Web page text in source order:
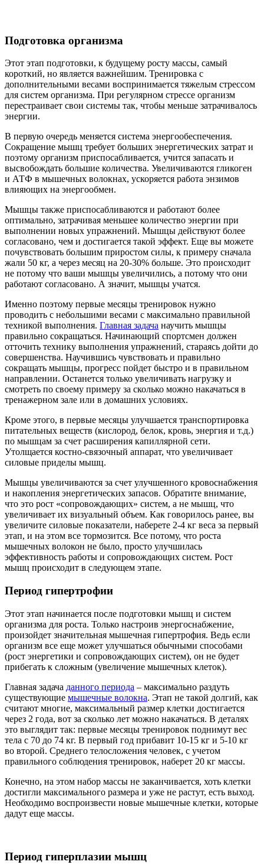
Подготовка организма
Этот этап подготовки, к будущему росту массы, самый
короткий, но является важнейшим. Тренировка с
дополнительными весами воспринимается тяжелым стрессом
для систем организма. При регулярном стрессе организм
перестраивает свои системы так, чтобы меньше затрачивалось
энергии.
В первую очередь меняется система энергообеспечения.
Сокращение мышц требует больших энергетических затрат и
поэтому организм приспосабливается, учится запасать и
высвобождать большие количества. Увеличиваются гликоген
и АТФ в мышечных волокнах, ускоряется работа энзимов
влияющих на энергообмен.
Мышцы также приспосабливаются и работают более
оптимально, затрачивая меньшее количество энергии при
выполнении новых упражнений. Мышцы действуют более
согласовано, чем и достигается такой эффект. Еще вы можете
почувствовать большим приростом силы, к примеру сначала
жали 50 кг, а через месяц на 20-30% больше. Это происходит
не потому что ваши мышцы увеличились, а потому что они
работают согласовано. А значит, мышцы учатся.
Именно поэтому первые месяцы тренировок нужно
проводить с небольшими весами с максимально правильной
техникой выполнения. Главная задача научить мышцы
правильно сокращаться. Начинающий спортсмен должен
отточить технику выполнения упражнений, стараясь дойти до
совершенства. Научившись чувствовать и правильно
сокращать мышцы, прогресс пойдет быстро и в правильном
направлении. Останется только увеличивать нагрузку и
смотреть по своему примеру за сколько можно накачаться в
тренажерном зале или в домашних условиях.
Кроме этого, в первые месяцы улучшается транспортировка
питательных веществ (кислород, белок, кровь, энергия и т.д.)
по мышцам за счет расширения капиллярной сети.
Утолщается костно-связочный аппарат, что увеличивает
силовые приделы мышц.
Мышцы увеличиваются за счет улучшенного кровоснабжения
и накопления энергетических запасов. Обратите внимание,
что это рост «сопровождающих» систем, а не мышц, что
увеличивает их визуальный объем. Как говорилось ранее, вы
увеличите силовые показатели, наберете 2-4 кг веса за первый
этап, и на этом все тормозится. Все потому, что роста
мышечных волокон не было, просто улучшилась
эффективность работы и сопровождающих систем. Рост
мышц происходит в следующем этапе.
Период гипертрофии
Этот этап начинается после подготовки мышц и систем
организма для роста. Только настроив энергоснабжение,
произойдет значительная мышечная гипертрофия. Ведь если
организм все еще может улучшаться обычными способами
(рост энергетики и сопровождающих систем), он не будет
прибегать к сложным (увеличение мышечных клеток).
Главная задача данного периода – максимально раздуть
существующие мышечные волокна. Этап не такой долгий, как
считают многие, максимальный размер клетки достигается
через 2 года, вот за сколько лет можно накачаться. В деталях
это выглядит так: первые месяцы тренировок поднимут вес
тела с 70 до 74 кг. В первый год прибавит 10-15 кг и 5-10 кг
во второй. Среднего телосложения человек, с учетом
правильного соблюдения тренировок, наберет 20 кг массы.
Конечно, на этом набор массы не заканчивается, хоть клетки
достигли максимального размера и уже не растут, есть выход.
Необходимо воспроизвести новые мышечные клетки, которые
дадут еще массы.
Период гиперплазии мышц